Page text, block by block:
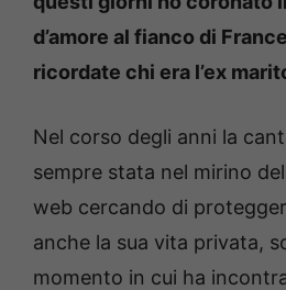
d’amore al fianco di
ricordate chi era l’ex
Nel corso degli anni la
sempre stata nel mirino
web cercando di
anche la sua vita privata,
momento in cui ha